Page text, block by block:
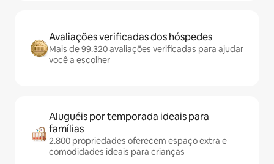
Avaliações verificadas dos hóspedes
Mais de 99.320 avaliações verificadas para ajudar
você a escolher
Aluguéis por temporada ideais para
famílias
2.800 propriedades oferecem espaço extra e
comodidades ideais para crianças